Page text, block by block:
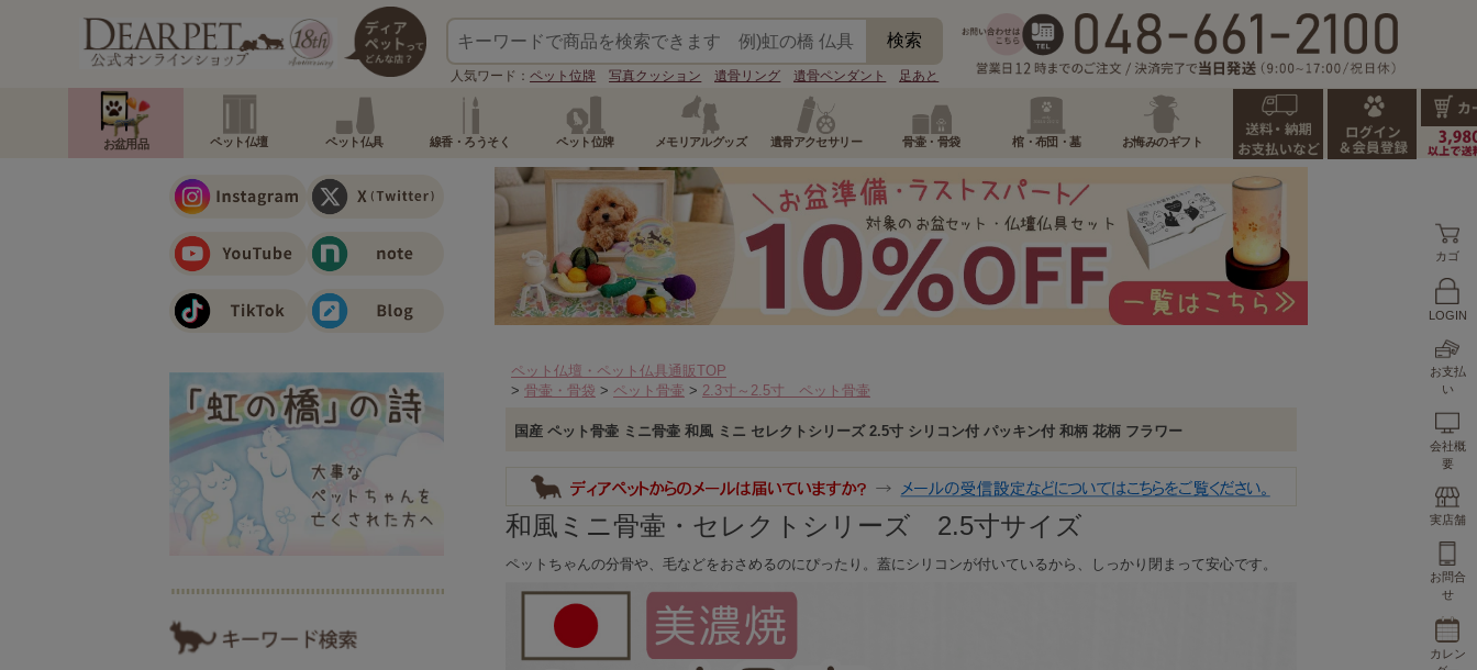
人気ワード：ペット位牌 写真クッション 遺骨リング 遺骨ペンダント 足あと
お盆用品 ペット仏壇 ペット仏具 線香・ろうそく ペット位牌 メモリアルグッズ 遺骨アクセサリー 骨壷・骨袋 棺・布団・墓 お悔みのギフト
カゴ
LOGIN
お支払
い
会社概
要
実店舗
お問合
せ
カレン
ペット仏壇・ペット仏具通販TOP
> 骨壷・骨袋 > ペット骨壷 > 2.3寸～2.5寸 ペット骨壷
国産 ペット骨壷 ミニ骨壷 和風 ミニ セレクトシリーズ 2.5寸 シリコン付 パッキン付 和柄 花柄 フラワー
和風ミニ骨壷・セレクトシリーズ 2.5寸サイズ
ペットちゃんの分骨や、毛などをおさめるのにぴったり。蓋にシリコンが付いているから、しっかり閉まって安心です。